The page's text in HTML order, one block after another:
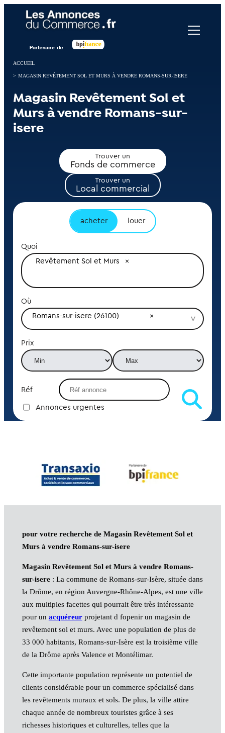
ACCUEIL
> MAGASIN REVÊTEMENT SOL ET MURS À VENDRE ROMANS-SUR-ISERE
Magasin Revêtement Sol et
Murs à vendre Romans-sur-
isere
Trouver un
Fonds de commerce
Trouver un
Local commercial
acheter louer
Quoi
Revêtement Sol et Murs
Où
Romans-sur-isere (26100)
Prix
Réf
Annonces urgentes
pour votre recherche de Magasin Revêtement Sol et
Murs à vendre Romans-sur-isere
Magasin Revêtement Sol et Murs à vendre Romans-
sur-isere: La commune de Romans-sur-Isère, située dans
la Drôme, en région Auvergne-Rhône-Alpes, est une ville
aux multiples facettes qui pourrait être très intéressante
pour un acquéreurprojetant d fopenir un magasin de
revêtement sol et murs. Avec une population de plus de
33 000 habitants, Romans-sur-Isère est la troisième ville
de la Drôme après Valence et Montélimar.
Cette importante population représente un potentiel de
clients considérable pour un commerce spécialisé dans
les revêtements muraux et sols. De plus, la ville attire
chaque année de nombreux touristes grâce à ses
richesses historiques et culturelles, telles que la
Panneau de gestion des cookies